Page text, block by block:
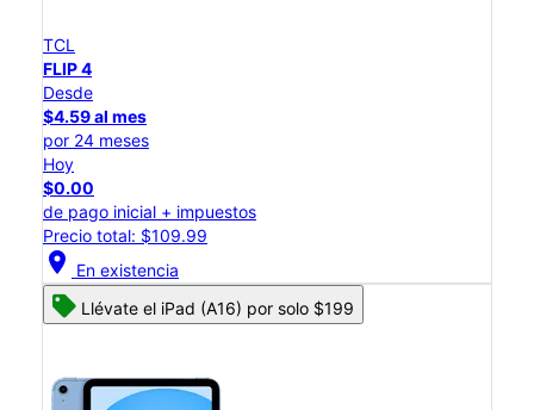
TCL
FLIP 4
Desde
$4.59 al mes
por 24 meses
Hoy
$0.00
de pago inicial + impuestos
Precio total: $109.99
location_on En existencia
Llévate el iPad (A16) por solo $199